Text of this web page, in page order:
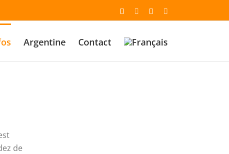
Email FacebookYouTube
Argentine Contact
de